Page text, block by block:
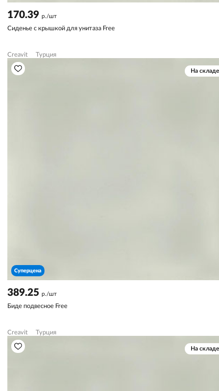
170.39 р./шт
Сиденье с крышкой для унитаза Free
Creavit Турция
На складе
Суперцена
389.25 р./шт
Биде подвесное Free
Creavit Турция
На складе